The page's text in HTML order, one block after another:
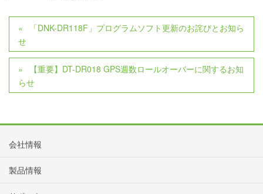
「DNK-DR118F」プログラムソフト更新のお詫びとお知ら
せ
【重要】DT-DR018 GPS週数ロールオーバーに関するお知
らせ
会社情報
製品情報